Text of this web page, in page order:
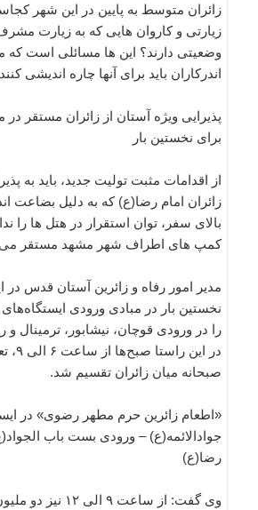
زائران متوسط به پایین در این شهر
زیارتی و کاروان هایی که به زیارت
وضعیتی دارند؟ این ها مسائلی است
اندرکاران باید برای آنها چاره اندیشی
پذیرایی ویژه آستان از زائران مستقر
برای نخستین بار
از اقدامات مثبت تولیت جدید، باید به
زائران امام رضا(ع) که به دلیل بضاعت
بالای سفر، توان استقرار در هتل ها را
کمپ های اطراف شهر مشهد مستقر می
مدیر امور رفاه و زائرین آستان قدس در
نخستین بار در مبادی ورودی ایستگاه‌های
را در ورودی قوچان، نیشابور، ترمینال و
صبحانه میان زائران تقسیم شد.
«اطعام زائرین حرم مطهر رضوی» در
جوادالائمه(ع) – ورودی بست باب
رضا(ع)
وی گفت: از ساعت ۹